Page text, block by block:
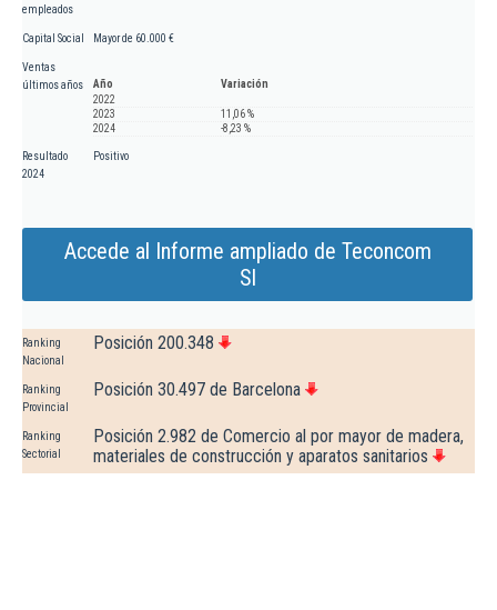
empleados
Capital Social Mayor de 60.000 €
Ventas
últimos años
Año
Variación
2022
2023
11,06 %
2024
-8,23 %
Resultado
2024
Positivo
Accede al Informe ampliado de Teconcom
Sl
Ranking
Nacional
Posición 200.348
Ranking
Provincial
Posición 30.497 de Barcelona
Ranking
Sectorial
Posición 2.982 de Comercio al por mayor de madera,
materiales de construcción y aparatos sanitarios